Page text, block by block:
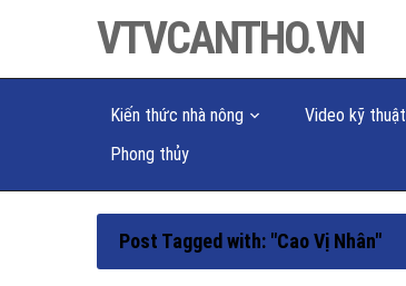
VTVCANTHO.VN
Kiến thức nhà nông Video kỹ thuật
Phong thủy
Post Tagged with: "Cao Vị Nhân"